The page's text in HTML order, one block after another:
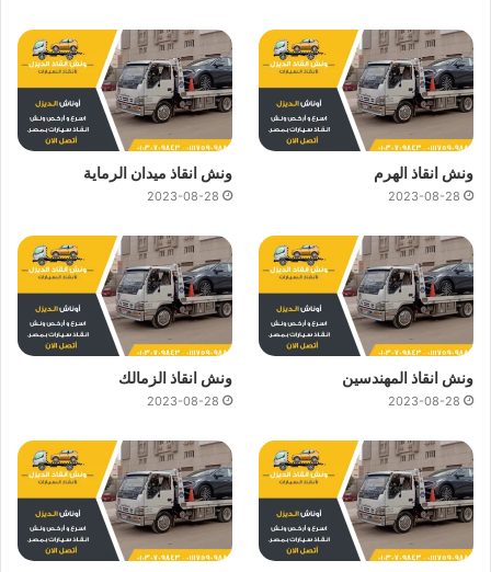
ونش انقاذ الهرم
2023-08-28
ونش انقاذ ميدان الرماية
2023-08-28
ونش انقاذ المهندسين
2023-08-28
ونش انقاذ الزمالك
2023-08-28